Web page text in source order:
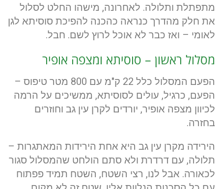
מתפתלת ותלולה. לאחרונה, מישהו החלט לסלול
את חלק מהדרך כנראה כהכנה להפיכת סוסיתא לגן
לאומי – ואז כבר לא אוכל לרוץ לשם. חבל.
מסלול ראשון – סוסיתא ומצפה אופיר
הפעם המסלול כלל 22 ק"מ עם 800 מטר טיפוס –
הפעם, כרגיל, עולים לסוסיתא, ממשיכים על הרמה
לכיוון מצפה אופיר, יורדים לקרן עין גב וחוזרים
בחזרה.
הירידה מקרן עין גב היא אחת הירידות המאתגרות –
תלולה, עם דרדרת ולא סתם הולחט שהמסלול סגור
לכאורה. אבל לנו, רצי השטח, השטח תמיד פפתוח